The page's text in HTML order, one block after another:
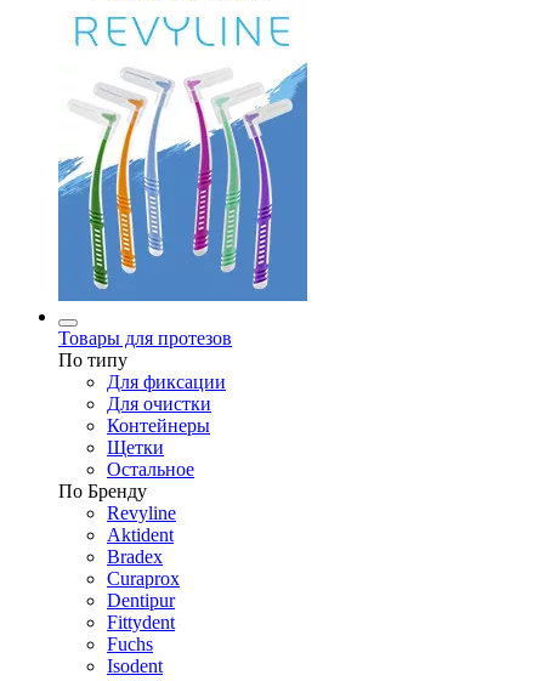
Товары для протезов
По типу
Для фиксации
Для очистки
Контейнеры
Щетки
Остальное
По Бренду
Revyline
Aktident
Bradex
Curaprox
Dentipur
Fittydent
Fuchs
Isodent